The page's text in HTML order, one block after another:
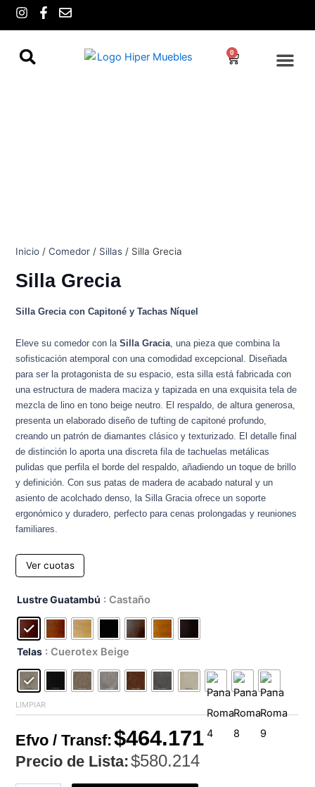
I
t
a
F
a
E
0
Cart
Inicio /Comedor / Sillas / Silla Grecia
Silla Grecia
Silla Grecia con Capitoné y Tachas Níquel
Eleve su comedor con laSilla Gracia, una pieza que combina la
sofisticación atemporal con una comodidad excepcional. Diseñada
para ser la protagonista de su espacio, esta silla está fabricada con
una estructura de madera maciza y tapizada en una exquisita tela de
mezcla de lino en tono beige neutro. El respaldo, de altura generosa,
presenta un elaborado diseño de tufting de capitoné profundo,
creando un patrón de diamantes clásico y texturizado. El detalle final
de distinción lo aporta una discreta fila de tachuelas metálicas
pulidas que perfila el borde del respaldo, añadiendo un toque de brillo
y definición. Con sus patas de madera de acabado natural y un
asiento de acolchado denso, la Silla Gracia ofrece un soporte
ergonómico y duradero, perfecto para cenas prolongadas y reuniones
familiares.
Ver cuotas
Lustre Guatambú : Castaño
Telas : Cuerotex Beige
LIMPIAR
Efvo / Transf:$464.171
Precio de Lista:$580.214
Silla
cantidad